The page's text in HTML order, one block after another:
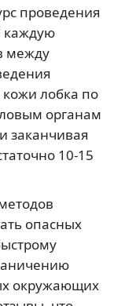
проведения
каждую
между
кожи лобка по
органам
заканчивая
10-15
опасных
окружающих